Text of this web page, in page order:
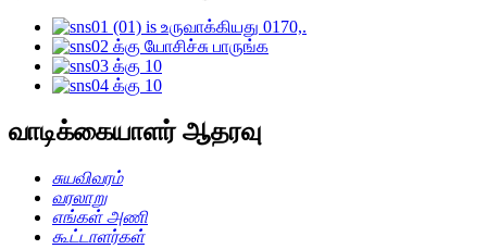
வாடிக்கையாளர் ஆதரவு
சுயவிவரம்
வரலாறு
எங்கள் அணி
கூட்டாளர்கள்